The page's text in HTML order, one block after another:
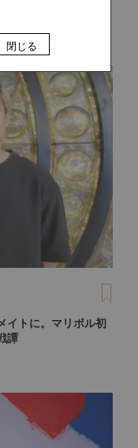
の苦悩
イトに。マリボル初
譚
閉じる